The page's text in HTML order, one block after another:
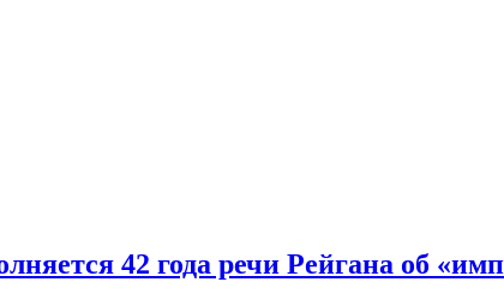
42 года речи Рейгана об